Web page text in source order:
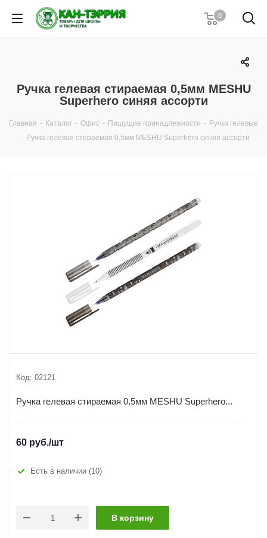
0
Ручка гелевая стираемая 0,5мм MESHU
Superhero синяя ассорти
Главная - Каталог - Офис - Пишущие принадлежности - Ручки гелевые
- Ручка гелевая стираемая 0,5мм MESHU Superhero синяя ассорти
Код: 02121
Ручка гелевая стираемая 0,5мм MESHU Superhero...
60 руб./шт
Есть в наличии (10)
В корзину